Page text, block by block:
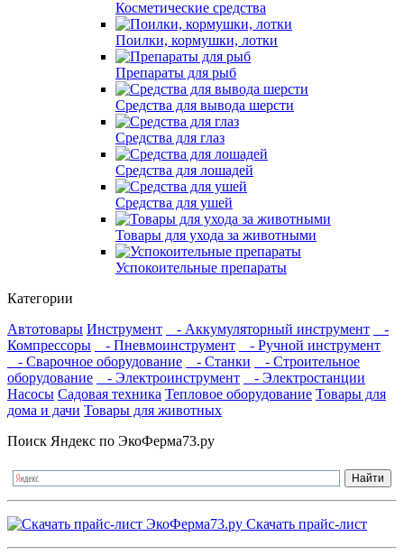
Косметические средства
Поилки, кормушки, лотки
Препараты для рыб
Средства для вывода шерсти
Средства для глаз
Средства для лошадей
Средства для ушей
Товары для ухода за животными
Успокоительные препараты
Категории
Автотовары Инструмент - Аккумуляторный инструмент
-
Компрессоры
- Пневмоинструмент
- Ручной инструмент
- Сварочное оборудование
- Станки
- Строительное
оборудование
- Электроинструмент
- Электростанции
Насосы Садовая техника Тепловое оборудование Товары для
дома и дачи Товары для животных
Поиск Яндекс по ЭкоФерма73.ру
Скачать прайс-лист